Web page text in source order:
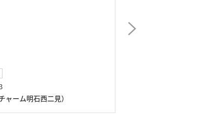
初詣（チャーム明石西二見）